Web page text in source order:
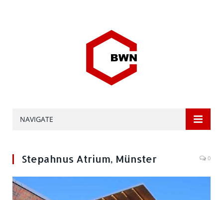
NAVIGATE
Stepahnus Atrium, Münster 0